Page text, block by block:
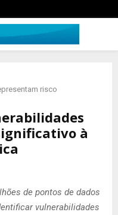
risco
à
de pontos de dados
vulnerabilidades